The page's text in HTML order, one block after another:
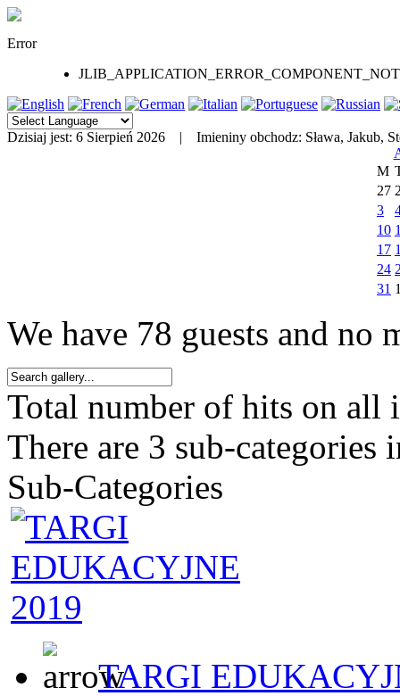
Error
Dzisiaj jest: 6 Sierpień 2026 | Imieniny obchodz: Sława, Jakub,
M
27
3
10
17
24
31
We have 78 guests and no
Total number of hits on all
There are 3 sub-categories
Sub-Categories
TARGI